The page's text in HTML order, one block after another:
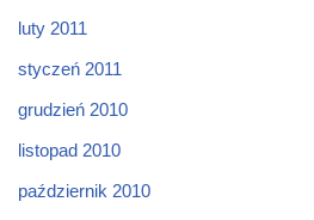
luty 2011
styczeń 2011
grudzień 2010
listopad 2010
październik 2010